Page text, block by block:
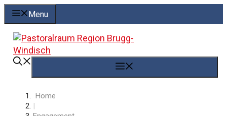
Springe
zum
Inhalt
Menu
Home
|